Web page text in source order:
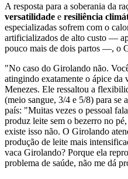
A resposta para a soberania da
versatilidade e resiliência
especializadas sofrem com o
artificializados de alto custo —
pouco mais de dois partos —, o
"No caso do Girolando não.
atingindo exatamente o ápice
Menezes. Ele ressaltou a
(meio sangue, 3/4 e 5/8) para se
país: "Muitas vezes o pessoal
produz leite sem o bezerro no
existe isso não. O Girolando
produção de leite mais
vaca Girolando? Porque ela
problema de saúde, não me dá